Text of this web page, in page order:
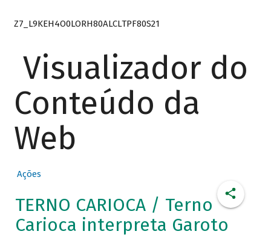
Z7_L9KEH4O0LORH80ALCLTPF80S21
Visualizador do
Conteúdo da
Web
Ações
TERNO CARIOCA / Terno
Carioca interpreta Garoto